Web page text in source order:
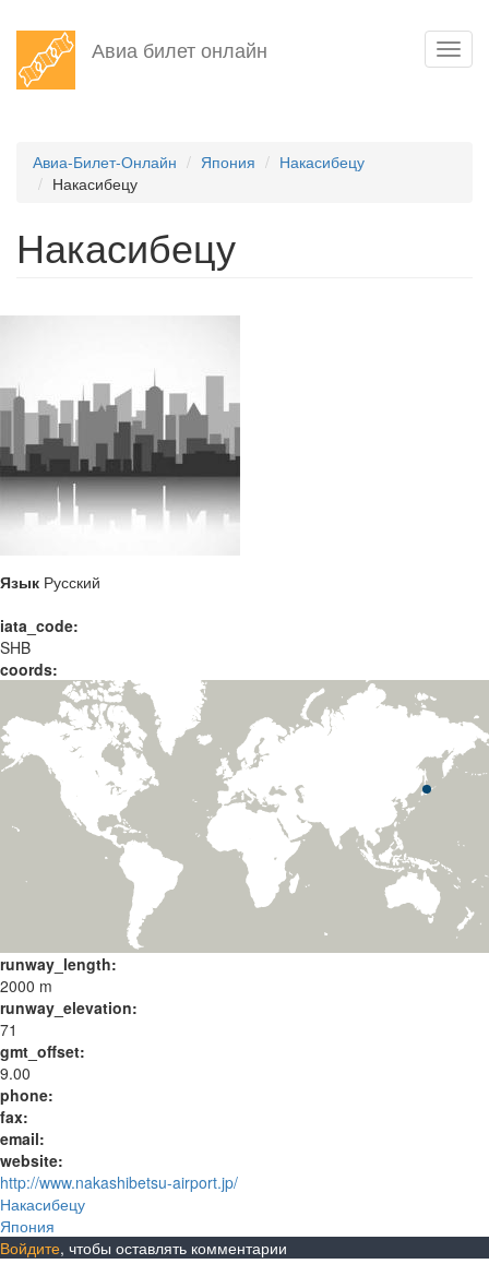
Перейти
основному
Авиа билет онлайн
Авиа-Билет-Онлайн Япония
Накасибецу
Накасибецу
Накасибецу
Язык Русский
iata_code:
SHB
coords:
runway_length:
2000 m
runway_elevation:
71
gmt_offset:
9.00
phone:
fax:
email:
website:
http://www.nakashibetsu-airport.jp/
Накасибецу
Япония
Войдите, чтобы оставлять комментарии